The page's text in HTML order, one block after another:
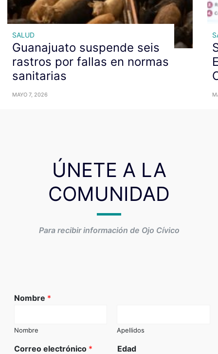
SALUD
Guanajuato suspende seis
rastros por fallas en normas
sanitarias
MAYO 7, 2026
ÚNETE A LA
COMUNIDAD
Para recibir información de Ojo Cívico
Nombre *
Nombre Apellidos
Correo electrónico * Edad